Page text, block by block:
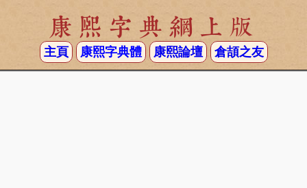
康熙字典網上版
主頁 康熙字典體 康熙論壇 倉頡之友